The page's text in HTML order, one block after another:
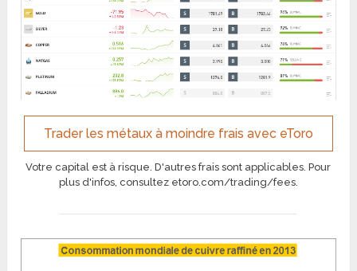
Trader les métaux à moindre frais avec eToro
Votre capital est à risque. D'autres frais sont applicables. Pour
plus d'infos, consultez etoro.com/trading/fees.